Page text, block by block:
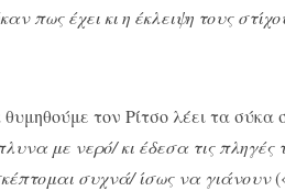
πως έχει κι η έκλειψη τους
τον Ρίτσο λέει τα
με νερό/ κι έδεσα τις
συχνά/ ίσως να γιάνουν